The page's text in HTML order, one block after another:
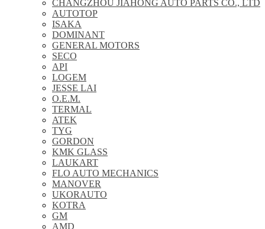
CHANGZHOU JIAHONG AUTO PARTS CO., LTD
AUTOTOP
ISAKA
DOMINANT
GENERAL MOTORS
SECO
API
LOGEM
JESSE LAI
O.E.M.
TERMAL
ATEK
TYG
GORDON
KMK GLASS
LAUKART
FLO AUTO MECHANICS
MANOVER
UKORAUTO
KOTRA
GM
AMD